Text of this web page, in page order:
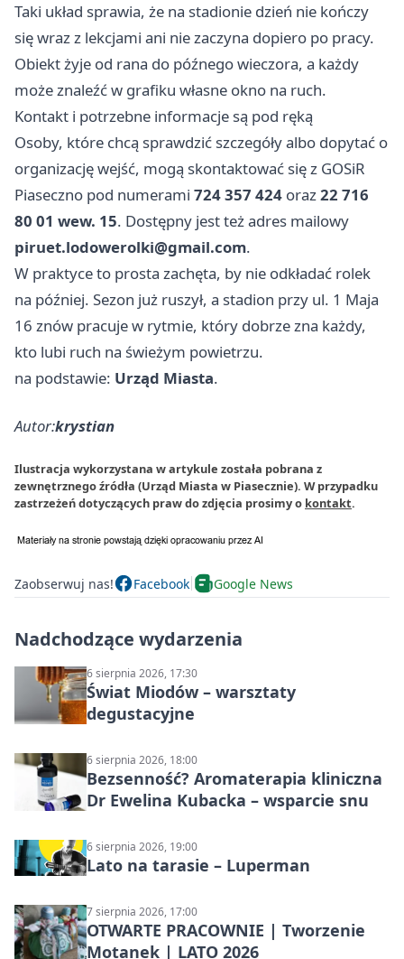
Taki układ sprawia, że na stadionie dzień nie kończy
się wraz z lekcjami ani nie zaczyna dopiero po pracy.
Obiekt żyje od rana do późnego wieczora, a każdy
może znaleźć w grafiku własne okno na ruch.
Kontakt i potrzebne informacje są pod ręką
Osoby, które chcą sprawdzić szczegóły albo dopytać o
organizację wejść, mogą skontaktować się z GOSiR
Piaseczno pod numerami 724 357 424 oraz22 716
80 01 wew. 15. Dostępny jest też adres mailowy
piruet.lodowerolki@gmail.com.
W praktyce to prosta zachęta, by nie odkładać rolek
na później. Sezon już ruszył, a stadion przy ul. 1 Maja
16 znów pracuje w rytmie, który dobrze zna każdy,
kto lubi ruch na świeżym powietrzu.
na podstawie: Urząd Miasta.
Autor:krystian
Ilustracja wykorzystana w artykule została pobrana z
zewnętrznego źródła (Urząd Miasta w Piasecznie). W przypadku
zastrzeżeń dotyczących praw do zdjęcia prosimy o kontakt.
Zaobserwuj nas! Facebook Google News
Nadchodzące wydarzenia
6 sierpnia 2026, 17:30
Świat Miodów – warsztaty
degustacyjne
6 sierpnia 2026, 18:00
Bezsenność? Aromaterapia kliniczna
Dr Ewelina Kubacka – wsparcie snu
6 sierpnia 2026, 19:00
Lato na tarasie – Luperman
7 sierpnia 2026, 17:00
OTWARTE PRACOWNIE | Tworzenie
Motanek | LATO 2026